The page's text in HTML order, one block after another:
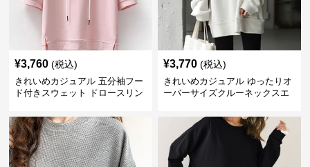
¥3,760 (税込)
きれいめカジュアル 五分袖フー
ド付きスウェット ドロースリン
¥3,770 (税込)
きれいめカジュアル ゆったりオ
ーバーサイズクルーネックスエ